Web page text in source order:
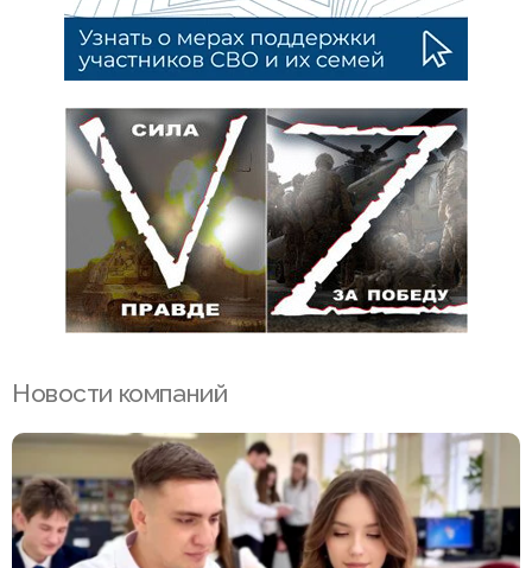
Новости компаний